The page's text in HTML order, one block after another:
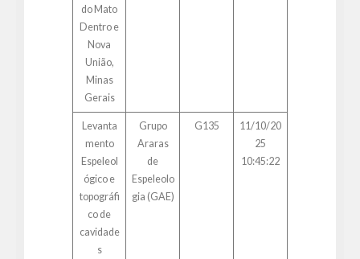
do Mato
Dentro e
Nova
União,
Minas
Gerais
Levanta
mento
Espeleol
ógico e
topográfi
co de
cavidade
s
Grupo
Araras
de
Espeleolo
gia (GAE)
G135
11/10/20
25
10:45:22